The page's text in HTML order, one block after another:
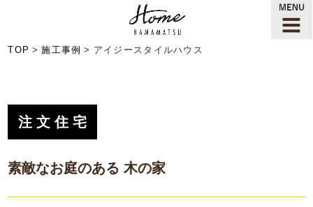
TOP 施工事例 アイジースタイルハウス
注文住宅
素敵なお庭のある 木の家